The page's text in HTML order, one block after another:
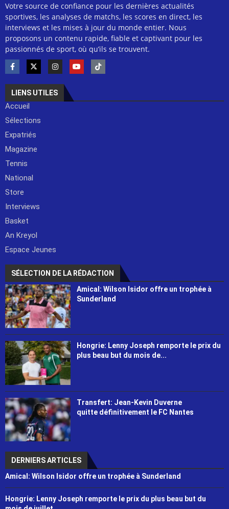
Votre source de confiance pour les dernières actualités
sportives, les analyses de matchs, les scores en direct, les
interviews et les mises à jour du monde entier. Nous
proposons un contenu rapide, fiable et captivant pour les
passionnés de sport, où qu’ils se trouvent.
LIENS UTILES
Accueil
Sélections
Expatriés
Magazine
Tennis
National
Store
Interviews
Basket
An Kreyol
Espace Jeunes
SÉLECTION DE LA RÉDACTION
Amical: Wilson Isidor offre un trophée à
Sunderland
Hongrie: Lenny Joseph remporte le prix du
plus beau but du mois de...
Transfert: Jean-Kevin Duverne
quitte définitivement le FC Nantes
DERNIERS ARTICLES
Amical: Wilson Isidor offre un trophée à Sunderland
Hongrie: Lenny Joseph remporte le prix du plus beau but du